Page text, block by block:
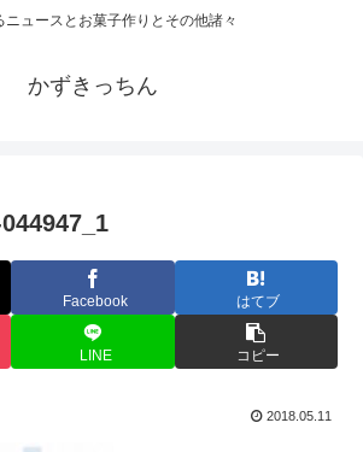
ニュースとお菓子作りとその他諸々
かずきっちん
Facebook はてブ
LINE コピー
2018.05.11